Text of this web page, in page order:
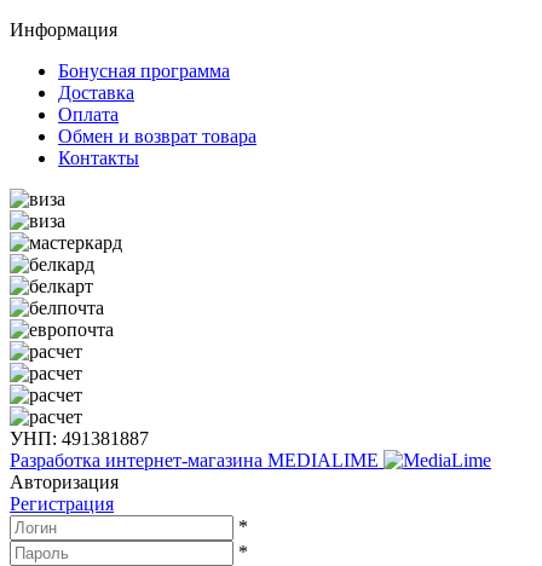
Информация
Бонусная программа
Доставка
Оплата
Обмен и возврат товара
Контакты
УНП: 491381887
Разработка интернет-магазина MEDIALIME
Авторизация
Регистрация
*
*